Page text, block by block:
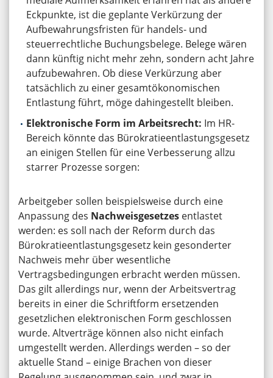
Eckpunkte, ist die geplante Verkürzung der
Aufbewahrungsfristen für handels- und
steuerrechtliche Buchungsbelege. Belege wären
dann künftig nicht mehr zehn, sondern acht Jahre
aufzubewahren. Ob diese Verkürzung aber
tatsächlich zu einer gesamtökonomischen
Entlastung führt, möge dahingestellt bleiben.
Elektronische Form im Arbeitsrecht: Im HR-
Bereich könnte das Bürokratieentlastungsgesetz
an einigen Stellen für eine Verbesserung allzu
starrer Prozesse sorgen:
Arbeitgeber sollen beispielsweise durch eine
Anpassung des Nachweisgesetzes entlastet
werden: es soll nach der Reform durch das
Bürokratieentlastungsgesetz kein gesonderter
Nachweis mehr über wesentliche
Vertragsbedingungen erbracht werden müssen.
Das gilt allerdings nur, wenn der Arbeitsvertrag
bereits in einer die Schriftform ersetzenden
gesetzlichen elektronischen Form geschlossen
wurde. Altverträge können also nicht einfach
umgestellt werden. Allerdings werden – so der
aktuelle Stand – einige Brachen von dieser